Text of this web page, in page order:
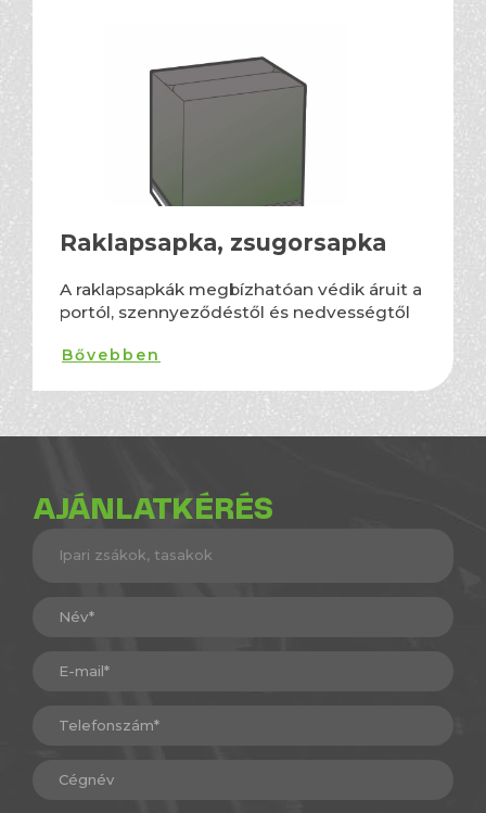
Raklapsapka, zsugorsapka
A raklapsapkák megbízhatóan védik áruit a
portól, szennyeződéstől és nedvességtől
Bővebben
AJÁNLATKÉRÉS